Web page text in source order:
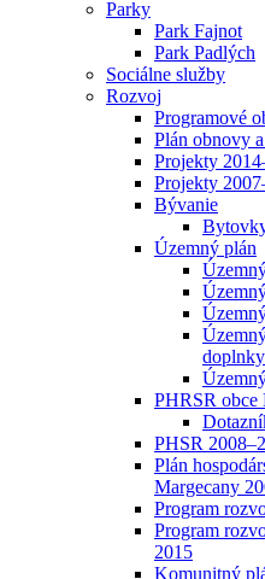
Parky
Park Fajnot
Park Padlých
Sociálne služby
Rozvoj
Programové
Plán obnovy
Projekty
Projekty
Bývanie
Územný plán
PHRSR obce
PHSR
Plán
Margecany
Program
Program
2015
Komunitný